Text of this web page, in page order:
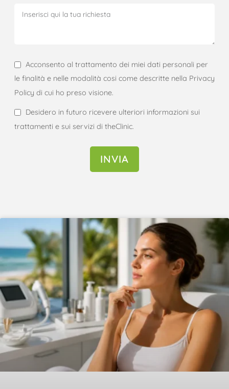
Acconsento al trattamento dei miei dati personali per
le finalità e nelle modalità cosi come descritte nella Privacy
Policy di cui ho preso visione.
Desidero in futuro ricevere ulteriori informazioni sui
trattamenti e sui servizi di theClinic.
INVIA